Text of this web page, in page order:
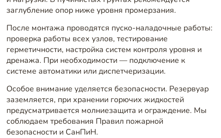
заглубление опор ниже уровня промерзания.
После монтажа проводятся пуско-наладочные работы:
проверка работы всех узлов, тестирование
герметичности, настройка систем контроля уровня и
дренажа. При необходимости — подключение к
системе автоматики или диспетчеризации.
Особое внимание уделяется безопасности. Резервуар
заземляется, при хранении горючих жидкостей
предусматривается молниезащита и ограждение. Мы
соблюдаем требования Правил пожарной
безопасности и СанПиН.